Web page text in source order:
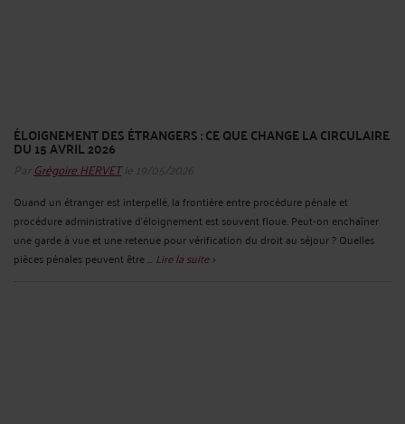
ÉLOIGNEMENT DES ÉTRANGERS : CE QUE CHANGE LA CIRCULAIRE
DU 15 AVRIL 2026
Par Grégoire HERVETle 19/05/2026
Quand un étranger est interpellé, la frontière entre procédure pénale et
procédure administrative d’éloignement est souvent floue. Peut-on enchaîner
une garde à vue et une retenue pour vérification du droit au séjour ? Quelles
pièces pénales peuvent être ... Lire la suite >